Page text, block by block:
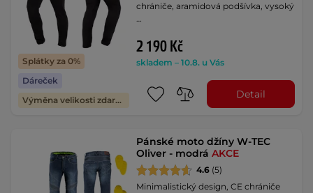
Splátky za 0%
Dáreček
Výměna velikosti zdarma
chrániče, aramidová podšívka, vysoký
…
2 190 Kč
skladem – 10.8. u Vás
Detail
Pánské moto džíny W-TEC
Oliver - modráAKCE
4.6 (5)
Minimalistický design, CE chrániče